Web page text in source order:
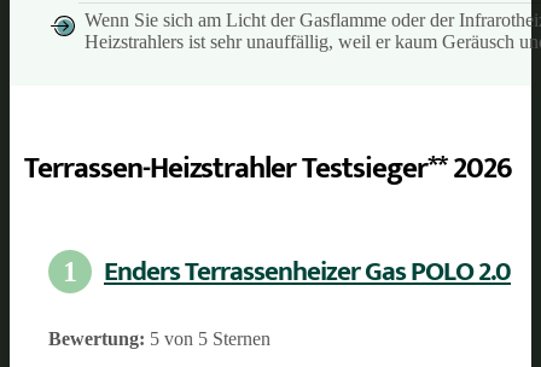
Wenn Sie sich am Licht der Gasflamme oder der
Heizstrahlers ist sehr unauffällig, weil er kaum Geräusch
Terrassen-Heizstrahler Testsieger** 2026
1 Enders Terrassenheizer Gas POLO 2.0
Bewertung: 5 von 5 Sternen